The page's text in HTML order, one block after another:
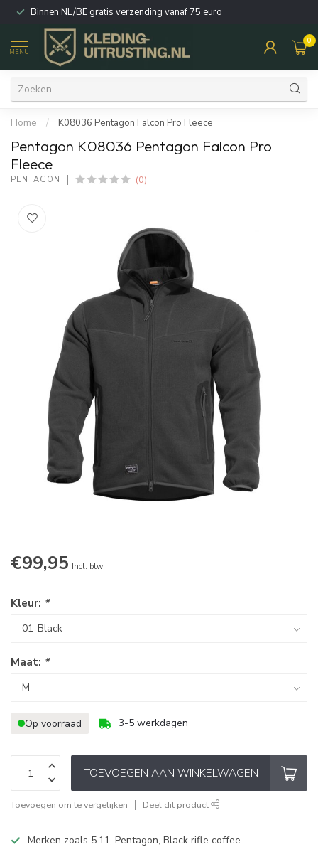
Binnen NL/BE gratis verzending vanaf 75 euro
MENU
0
Home / K08036 Pentagon Falcon Pro Fleece
Pentagon K08036 Pentagon Falcon Pro
Fleece
PENTAGON (0)
€99,95 Incl. btw
Kleur: *
Maat: *
Op voorraad 3-5 werkdagen
TOEVOEGEN AAN WINKELWAGEN
Toevoegen om te vergelijken Deel dit product
Merken zoals 5.11, Pentagon, Black rifle coffee